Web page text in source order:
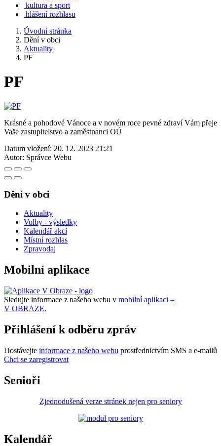
kultura a sport
hlášení rozhlasu
Úvodní stránka
Dění v obci
Aktuality
PF
PF
Krásné a pohodové Vánoce a v novém roce pevné zdraví Vám přeje
Vaše zastupitelstvo a zaměstnanci OÚ
Datum vložení: 20. 12. 2023 21:21
Autor: Správce Webu
Dění v obci
Aktuality
Volby - výsledky
Kalendář akcí
Místní rozhlas
Zpravodaj
Mobilní aplikace
Sledujte informace z našeho webu v mobilní aplikaci –
V OBRAZE.
Přihlášení k odběru zpráv
Dostávejte informace z našeho webu prostřednictvím SMS a e-mailů
Chci se zaregistrovat
Senioři
Zjednodušená verze stránek nejen pro seniory
Kalendář